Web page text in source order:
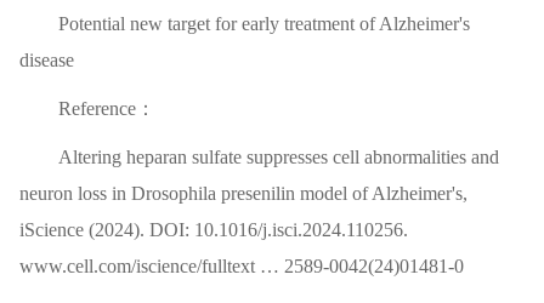
Potential new target for early treatment of Alzheimer's
disease
Reference：
Altering heparan sulfate suppresses cell abnormalities and
neuron loss in Drosophila presenilin model of Alzheimer's,
iScience (2024). DOI: 10.1016/j.isci.2024.110256.
www.cell.com/iscience/fulltext … 2589-0042(24)01481-0